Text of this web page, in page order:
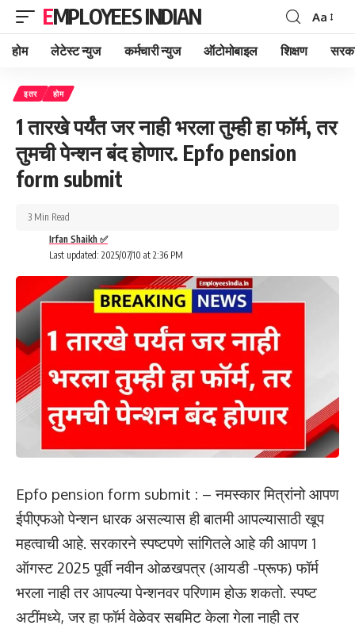
EMPLOYEES INDIAN
Font
Resizer
Aa
होम लेटेस्ट न्युज कर्मचारी न्युज ऑटोमोबाइल शिक्षण
इतर होम
1 तारखे पर्यंत जर नाही भरला तुम्ही हा फॉर्म, तर
तुमची पेन्शन बंद होणार. Epfo pension
form submit
Last updated: 2025/07/10 at 2:36 PM
Irfan Shaikh ✅
3 Min Read
Epfo pension form submit : – नमस्कार मित्रांनो आपण
ईपीएफओ पेन्शन धारक असल्यास ही बातमी आपल्यासाठी खूप
महत्वाची आहे. सरकारने स्पष्टपणे सांगितले आहे की आपण 1
ऑगस्ट 2025 पूर्वी नवीन ओळखपत्र (आयडी -प्रूफ) फॉर्म
भरला नाही तर आपल्या पेन्शनवर परिणाम होऊ शकतो. स्पष्ट
अटींमध्ये, जर हा फॉर्म वेळेवर सबमिट केला गेला नाही तर